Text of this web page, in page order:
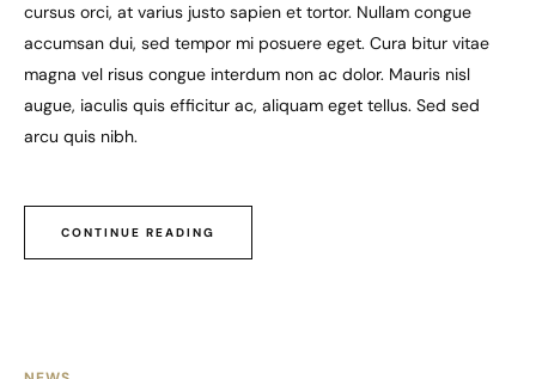
cursus orci, at varius justo sapien et tortor. Nullam congue
accumsan dui, sed tempor mi posuere eget. Cura bitur vitae
magna vel risus congue interdum non ac dolor. Mauris nisl
augue, iaculis quis efficitur ac, aliquam eget tellus. Sed sed
arcu quis nibh.
CONTINUE READING